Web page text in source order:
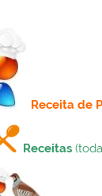
Receita de
Receitas